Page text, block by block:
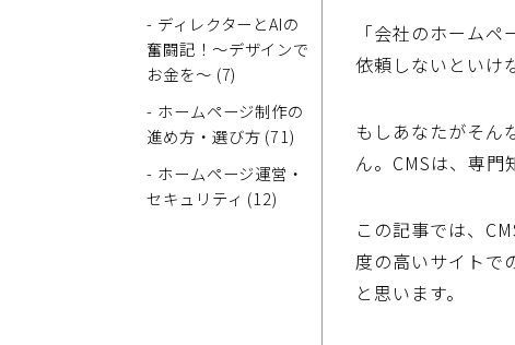
「会社のホーム
依頼しないといけ
もしあなたがそん
ん。 CMSは、専門
この記事では、
度の高いサイトで
と思います。
- ディレクターとAIの
奮闘記！～デザインで
お金を～ (7)
- ホームページ制作の
進め方・選び方 (71)
- ホームページ運営・
セキュリティ (12)